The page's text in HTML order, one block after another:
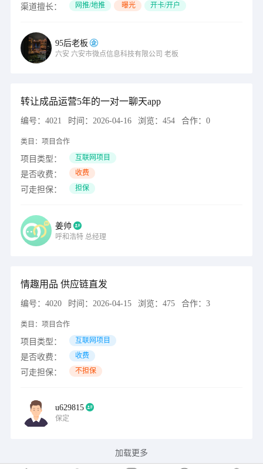
渠道擅长： 网推/地推 曝光 开卡/开户
95后老板
六安 六安市微点信息科技有限公司 老板
转让成品运营5年的一对一聊天app
编号： 4021 时间： 2026-04-16 浏览： 454 合作： 0
类目： 项目合作
项目类型： 互联网项目
是否收费： 收费
可走担保： 担保
姜帅
呼和浩特 总经理
情趣用品 供应链直发
编号： 4020 时间： 2026-04-15 浏览： 475 合作： 3
类目： 项目合作
项目类型： 互联网项目
是否收费： 收费
可走担保： 不担保
u629815
保定
加载更多